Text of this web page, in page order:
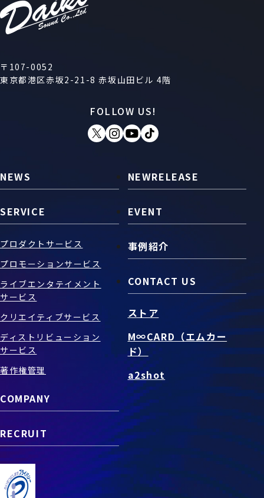
〒107-0052
東京都港区赤坂2-21-8 赤坂山田ビル 4階
FOLLOW US!
NEWS
SERVICE
プロダクトサービス
プロモーションサービス
ライブエンタテイメント
サービス
クリエイティブサービス
ディストリビューション
サービス
著作権管理
COMPANY
RECRUIT
NEWRELEASE
EVENT
事例紹介
CONTACT US
ストア
M∞CARD（エムカー
ド）
a2shot